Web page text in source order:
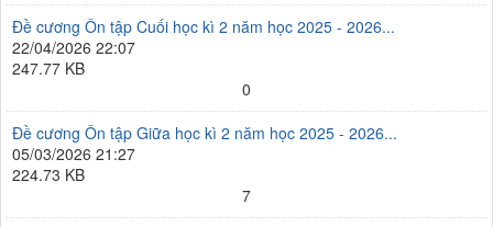
Đề cương Ôn tập Cuối học kì 2 năm học 2025 - 2026...
22/04/2026 22:07
247.77 KB
0
Đề cương Ôn tập Giữa học kì 2 năm học 2025 - 2026...
05/03/2026 21:27
224.73 KB
7